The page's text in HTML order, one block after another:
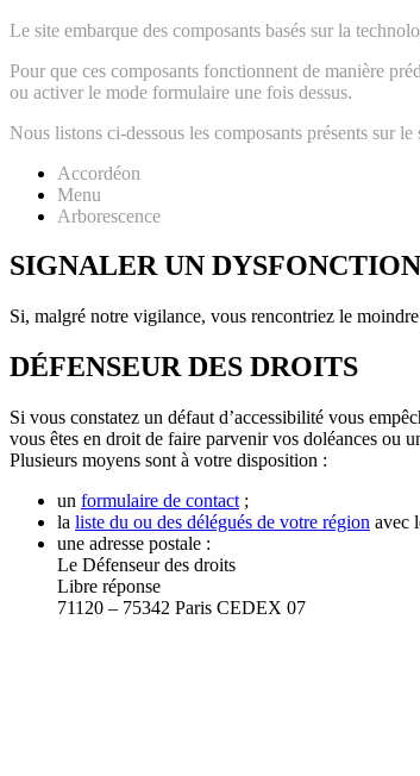
Le site embarque des composants basés sur la
Pour que ces composants fonctionnent de manière
ou activer le mode formulaire une fois dessus.
Nous listons ci-dessous les composants présents sur
Accordéon
Menu
Arborescence
SIGNALER UN
Si, malgré notre vigilance, vous rencontriez le
DÉFENSEUR DES DROITS
Si vous constatez un défaut d’accessibilité vous
vous êtes en droit de faire parvenir vos doléances ou
Plusieurs moyens sont à votre disposition :
un formulaire de contact ;
la liste du ou des délégués de votre région avec
une adresse postale :
Le Défenseur des droits
Libre réponse
71120 – 75342 Paris CEDEX 07